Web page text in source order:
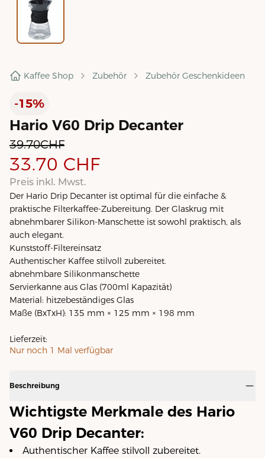
Kaffee Shop Zubehör Zubehör Geschenkideen
-15%
Hario V60 Drip Decanter
39.70CHF
33.70 CHF
Preis inkl. Mwst.
Der Hario Drip Decanter ist optimal für die einfache &
praktische Filterkaffee-Zubereitung. Der Glaskrug mit
abnehmbarer Silikon-Manschette ist sowohl praktisch, als
auch elegant.
Kunststoff-Filtereinsatz
Authentischer Kaffee stilvoll zubereitet.
abnehmbare Silikonmanschette
Servierkanne aus Glas (700ml Kapazität)
Material: hitzebeständiges Glas
Maße (BxTxH): 135 mm × 125 mm × 198 mm
Lieferzeit:
Nur noch 1 Mal verfügbar
Beschreibung
Wichtigste Merkmale des Hario
V60 Drip Decanter:
Authentischer Kaffee stilvoll zubereitet.